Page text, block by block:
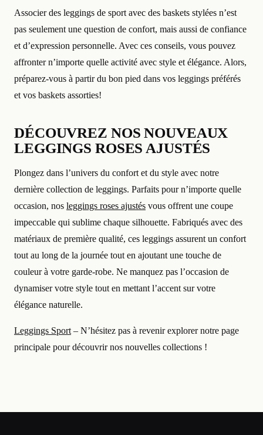
Associer des leggings de sport avec des baskets stylées n’est
pas seulement une question de confort, mais aussi de confiance
et d’expression personnelle. Avec ces conseils, vous pouvez
affronter n’importe quelle activité avec style et élégance. Alors,
préparez-vous à partir du bon pied dans vos leggings préférés
et vos baskets assorties!
DÉCOUVREZ NOS NOUVEAUX
LEGGINGS ROSES AJUSTÉS
Plongez dans l’univers du confort et du style avec notre
dernière collection de leggings. Parfaits pour n’importe quelle
occasion, nos leggings roses ajustés vous offrent une coupe
impeccable qui sublime chaque silhouette. Fabriqués avec des
matériaux de première qualité, ces leggings assurent un confort
tout au long de la journée tout en ajoutant une touche de
couleur à votre garde-robe. Ne manquez pas l’occasion de
dynamiser votre style tout en mettant l’accent sur votre
élégance naturelle.
Leggings Sport – N’hésitez pas à revenir explorer notre page
principale pour découvrir nos nouvelles collections !